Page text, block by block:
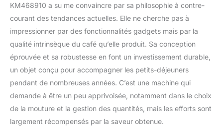
KM468910 a su me convaincre par sa philosophie à contre-
courant des tendances actuelles. Elle ne cherche pas à
impressionner par des fonctionnalités gadgets mais par la
qualité intrinsèque du café qu’elle produit. Sa conception
éprouvée et sa robustesse en font un investissement durable,
un objet conçu pour accompagner les petits-déjeuners
pendant de nombreuses années. C’est une machine qui
demande à être un peu apprivoisée, notamment dans le choix
de la mouture et la gestion des quantités, mais les efforts sont
largement récompensés par la saveur obtenue.